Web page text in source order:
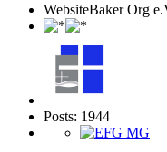
WebsiteBaker Org
Posts: 1944